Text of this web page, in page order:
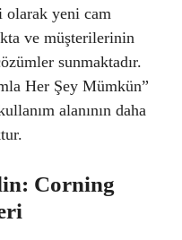
olarak yeni cam
ve müşterilerinin
sunmaktadır.
Her Şey Mümkün”
alanının daha
Corning